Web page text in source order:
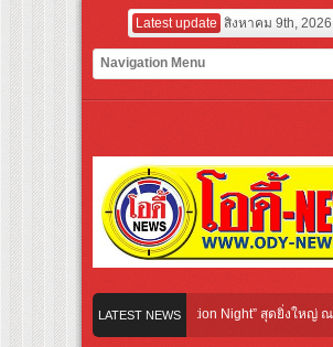
Latest update สิงหาคม 9th, 2026
LATEST NEWS
Communication Night” สุดยิ่งใหญ่ ณ กรุงเทพฯ ข